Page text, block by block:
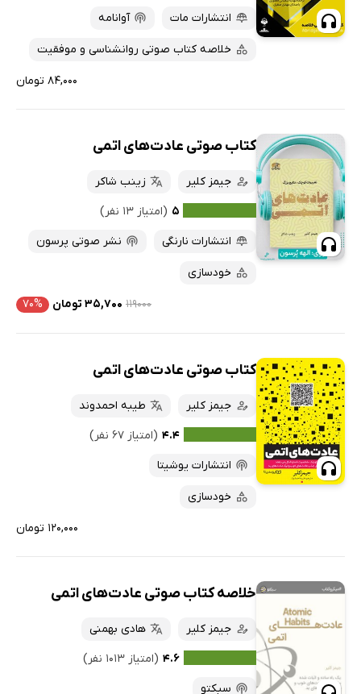
انتشارات مات
آوانامه
خلاصه کتاب صوتی روانشناسی و موفقیت
۸۴,۰۰۰ تومان
کتاب صوتی عادت‌های اتمی
جیمز کلیر
زینب شاکر
۵ (امتیاز ۱۳ نفر)
انتشارات نارنگی
نشر صوتی پرسون
خودسازی
۱۱۹۰۰۰ ۳۵,۷۰۰ تومان ۷۰%
کتاب صوتی عادت‌های اتمی
جیمز کلیر
طیبه احمدوند
۴.۴ (امتیاز ۶۷ نفر)
انتشارات یوشیتا
خودسازی
۱۲۰,۰۰۰ تومان
خلاصه کتاب صوتی عادت‌های اتمی
جیمز کلیر
هادی بهمنی
۴.۶ (امتیاز ۱۰۱۳ نفر)
سبکتو